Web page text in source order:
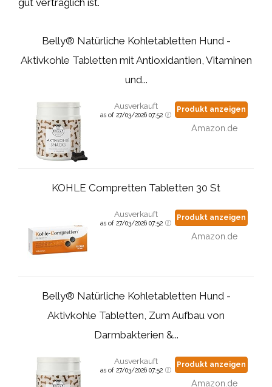
gut verträglich ist.
Belly® Natürliche Kohletabletten Hund -
Aktivkohle Tabletten mit Antioxidantien, Vitaminen
und...
Ausverkauft
as of 27/03/2026 07:52
Produkt anzeigen
Amazon.de
KOHLE Compretten Tabletten 30 St
Ausverkauft
as of 27/03/2026 07:52
Produkt anzeigen
Amazon.de
Belly® Natürliche Kohletabletten Hund -
Aktivkohle Tabletten, Zum Aufbau von
Darmbakterien &...
Ausverkauft
as of 27/03/2026 07:52
Produkt anzeigen
Amazon.de